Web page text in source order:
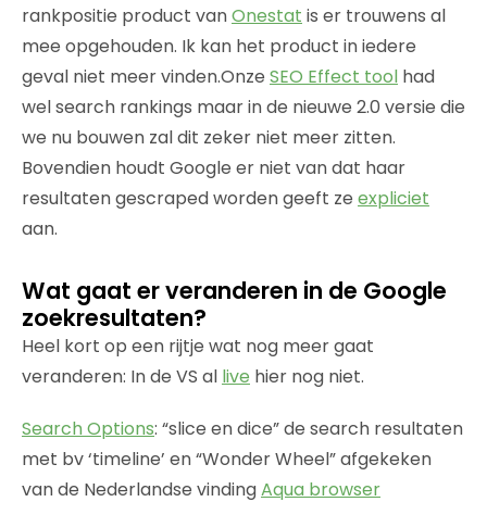
rankpositie product vanOnestat is er trouwens al
mee opgehouden. Ik kan het product in iedere
geval niet meer vinden.Onze SEO Effect tool had
wel search rankings maar in de nieuwe 2.0 versie die
we nu bouwen zal dit zeker niet meer zitten.
Bovendien houdt Google er niet van dat haar
resultaten gescraped worden geeft ze expliciet
aan.
Wat gaat er veranderen in de Google
zoekresultaten?
Heel kort op een rijtje wat nog meer gaat
veranderen: In de VS al live hier nog niet.
Search Options: “slice en dice” de search resultaten
met bv ‘timeline’ en “Wonder Wheel” afgekeken
van de Nederlandse vindingAqua browser